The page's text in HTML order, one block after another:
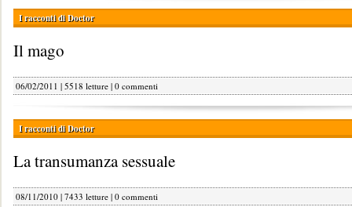
I racconti di Doctor
Il mago
06/02/2011 | 5518 letture | 0 commenti
I racconti di Doctor
La transumanza sessuale
08/11/2010 | 7433 letture | 0 commenti